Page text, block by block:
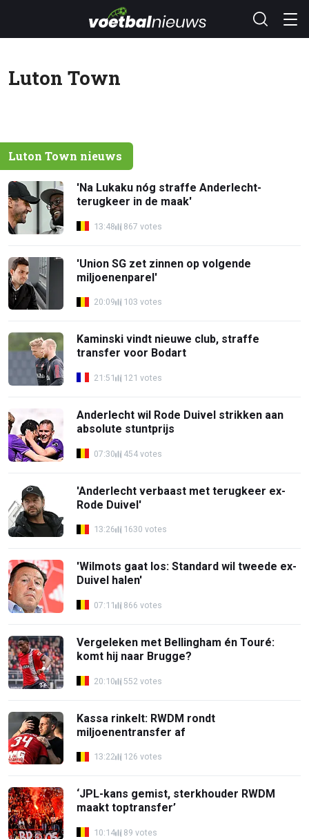
Luton Town
Luton Town nieuws
'Na Lukaku nóg straffe Anderlecht-
terugkeer in de maak'
13:48 867 votes
'Union SG zet zinnen op volgende
miljoenenparel'
20:09 103 votes
Kaminski vindt nieuwe club, straffe
transfer voor Bodart
21:51 121 votes
Anderlecht wil Rode Duivel strikken aan
absolute stuntprijs
07:30 454 votes
'Anderlecht verbaast met terugkeer ex-
Rode Duivel'
13:26 1630 votes
'Wilmots gaat los: Standard wil tweede ex-
Duivel halen'
07:11 866 votes
Vergeleken met Bellingham én Touré:
komt hij naar Brugge?
20:10 552 votes
Kassa rinkelt: RWDM rondt
miljoenentransfer af
13:22 126 votes
‘JPL-kans gemist, sterkhouder RWDM
maakt toptransfer’
10:14 89 votes